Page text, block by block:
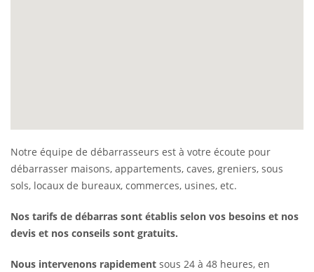
Notre équipe de débarrasseurs est à votre écoute pour
débarrasser maisons, appartements, caves, greniers, sous
sols, locaux de bureaux, commerces, usines, etc.
Nos tarifs de débarras sont établis selon vos besoins et nos
devis et nos conseils sont gratuits.
Nous intervenons rapidement sous 24 à 48 heures, en